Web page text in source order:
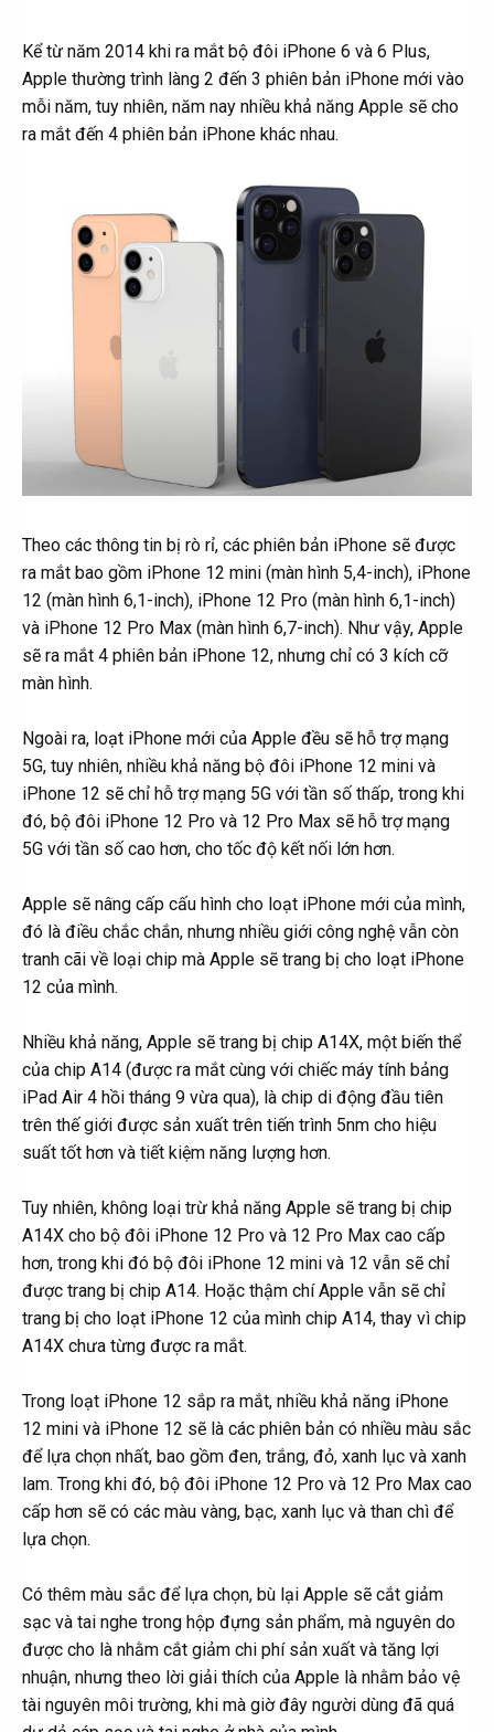
Kể từ năm 2014 khi ra mắt bộ đôi iPhone 6 và 6 Plus,
Apple thường trình làng 2 đến 3 phiên bản iPhone mới vào
mỗi năm, tuy nhiên, năm nay nhiều khả năng Apple sẽ cho
ra mắt đến 4 phiên bản iPhone khác nhau.
Theo các thông tin bị rò rỉ, các phiên bản iPhone sẽ được
ra mắt bao gồm iPhone 12 mini (màn hình 5,4-inch), iPhone
12 (màn hình 6,1-inch), iPhone 12 Pro (màn hình 6,1-inch)
và iPhone 12 Pro Max (màn hình 6,7-inch). Như vậy, Apple
sẽ ra mắt 4 phiên bản iPhone 12, nhưng chỉ có 3 kích cỡ
màn hình.
Ngoài ra, loạt iPhone mới của Apple đều sẽ hỗ trợ mạng
5G, tuy nhiên, nhiều khả năng bộ đôi iPhone 12 mini và
iPhone 12 sẽ chỉ hỗ trợ mạng 5G với tần số thấp, trong khi
đó, bộ đôi iPhone 12 Pro và 12 Pro Max sẽ hỗ trợ mạng
5G với tần số cao hơn, cho tốc độ kết nối lớn hơn.
Apple sẽ nâng cấp cấu hình cho loạt iPhone mới của mình,
đó là điều chắc chắn, nhưng nhiều giới công nghệ vẫn còn
tranh cãi về loại chip mà Apple sẽ trang bị cho loạt iPhone
12 của mình.
Nhiều khả năng, Apple sẽ trang bị chip A14X, một biến thể
của chip A14 (được ra mắt cùng với chiếc máy tính bảng
iPad Air 4 hồi tháng 9 vừa qua), là chip di động đầu tiên
trên thế giới được sản xuất trên tiến trình 5nm cho hiệu
suất tốt hơn và tiết kiệm năng lượng hơn.
Tuy nhiên, không loại trừ khả năng Apple sẽ trang bị chip
A14X cho bộ đôi iPhone 12 Pro và 12 Pro Max cao cấp
hơn, trong khi đó bộ đôi iPhone 12 mini và 12 vẫn sẽ chỉ
được trang bị chip A14. Hoặc thậm chí Apple vẫn sẽ chỉ
trang bị cho loạt iPhone 12 của mình chip A14, thay vì chip
A14X chưa từng được ra mắt.
Trong loạt iPhone 12 sắp ra mắt, nhiều khả năng iPhone
12 mini và iPhone 12 sẽ là các phiên bản có nhiều màu sắc
để lựa chọn nhất, bao gồm đen, trắng, đỏ, xanh lục và xanh
lam. Trong khi đó, bộ đôi iPhone 12 Pro và 12 Pro Max cao
cấp hơn sẽ có các màu vàng, bạc, xanh lục và than chì để
lựa chọn.
Có thêm màu sắc để lựa chọn, bù lại Apple sẽ cắt giảm
sạc và tai nghe trong hộp đựng sản phẩm, mà nguyên do
được cho là nhằm cắt giảm chi phí sản xuất và tăng lợi
nhuận, nhưng theo lời giải thích của Apple là nhằm bảo vệ
tài nguyên môi trường, khi mà giờ đây người dùng đã quá